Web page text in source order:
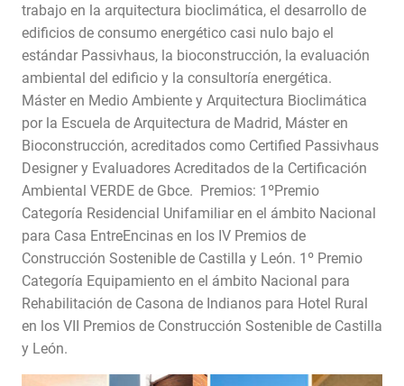
trabajo en la arquitectura bioclimática, el desarrollo de
edificios de consumo energético casi nulo bajo el
estándar Passivhaus, la bioconstrucción, la evaluación
ambiental del edificio y la consultoría energética.
Máster en Medio Ambiente y Arquitectura Bioclimática
por la Escuela de Arquitectura de Madrid, Máster en
Bioconstrucción, acreditados como Certified Passivhaus
Designer y Evaluadores Acreditados de la Certificación
Ambiental VERDE de Gbce. Premios: 1ºPremio
Categoría Residencial Unifamiliar en el ámbito Nacional
para Casa EntreEncinas en los IV Premios de
Construcción Sostenible de Castilla y León. 1º Premio
Categoría Equipamiento en el ámbito Nacional para
Rehabilitación de Casona de Indianos para Hotel Rural
en los VII Premios de Construcción Sostenible de Castilla
y León.